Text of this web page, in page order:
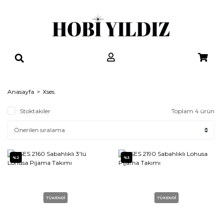
Anasayfa Xses
Stoktakiler Toplam 4 ürün
%2
TÜKENDİ
%3
TÜKENDİ